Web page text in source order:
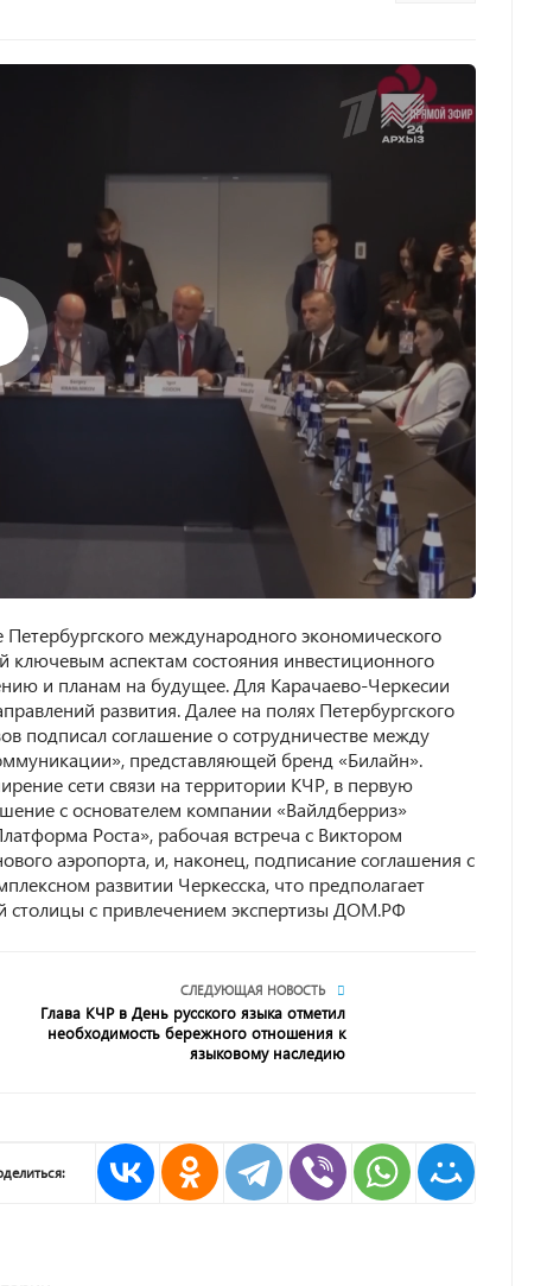
международного экономического
ключевым аспектам состояния инвестиционного
и планам на будущее. Для Карачаево-Черкесии
развития. Далее на полях Петербургского
подписал соглашение о сотрудничестве между
представляющей бренд «Билайн».
сети связи на территории КЧР, в первую
с основателем компании «Вайлдберриз»
Роста», рабочая встреча с Виктором
аэропорта, и, наконец, подписание соглашения с
развитии Черкесска, что предполагает
столицы с привлечением экспертизы ДОМ.РФ
СЛЕДУЮЩАЯ НОВОСТЬ
Глава КЧР в День русского языка отметил
необходимость бережного отношения к
языковому наследию